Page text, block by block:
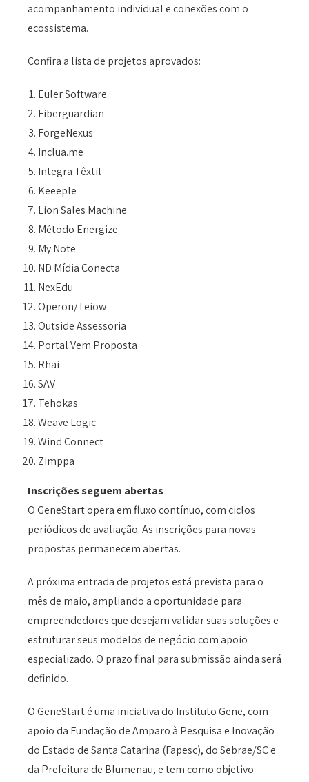
acompanhamento individual e conexões com o
ecossistema.
Confira a lista de projetos aprovados:
Euler Software
Fiberguardian
ForgeNexus
Inclua.me
Integra Têxtil
Keeeple
Lion Sales Machine
Método Energize
My Note
ND Mídia Conecta
NexEdu
Operon/Teiow
Outside Assessoria
Portal Vem Proposta
Rhai
SAV
Tehokas
Weave Logic
Wind Connect
Zimppa
Inscrições seguem abertas
O GeneStart opera em fluxo contínuo, com ciclos
periódicos de avaliação. As inscrições para novas
propostas permanecem abertas.
A próxima entrada de projetos está prevista para o
mês de maio, ampliando a oportunidade para
empreendedores que desejam validar suas soluções e
estruturar seus modelos de negócio com apoio
especializado. O prazo final para submissão ainda será
definido.
O GeneStart é uma iniciativa do Instituto Gene, com
apoio da Fundação de Amparo à Pesquisa e Inovação
do Estado de Santa Catarina (Fapesc), do Sebrae/SC e
da Prefeitura de Blumenau, e tem como objetivo